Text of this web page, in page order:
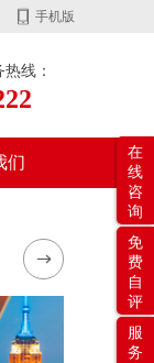
手机版
线：
们
在
线
咨
询
免
费
自
评
服
务